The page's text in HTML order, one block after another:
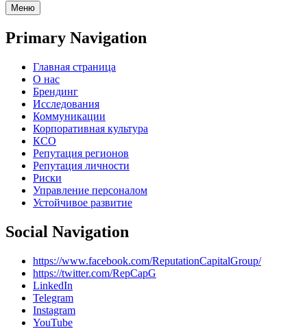
Меню
Primary Navigation
Главная страница
О нас
Брендинг
Исследования
Коммуникации
Корпоративная культура
КСО
Репутация регионов
Репутация личности
Риски
Управление персоналом
Устойчивое развитие
Social Navigation
https://www.facebook.com/ReputationCapitalGroup/
https://twitter.com/RepCapG
LinkedIn
Telegram
Instagram
YouTube